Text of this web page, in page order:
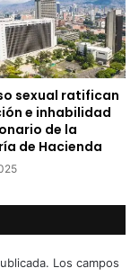
sexual ratifican
e inhabilidad
de la
de Hacienda
Los campos